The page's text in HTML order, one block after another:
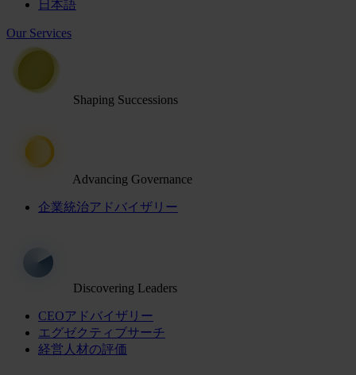
日本語
Our Services
Shaping Successions
Advancing Governance
企業統治アドバイザリー
Discovering Leaders
CEOアドバイザリー
エグゼクティブサーチ
経営人材の評価